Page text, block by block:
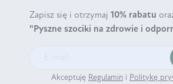
Zapisz się i otrzymaj 10% rabatu
"Pyszne szociki na zdrowie i
Akceptuję Regulamin i Politykę